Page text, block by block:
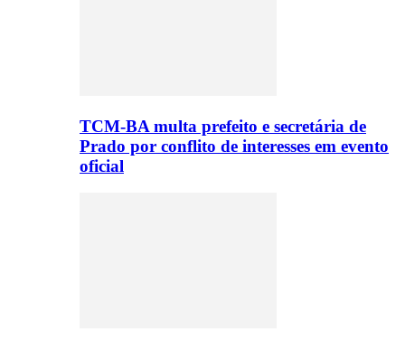
TCM-BA multa prefeito e secretária de
Prado por conflito de interesses em evento
oficial